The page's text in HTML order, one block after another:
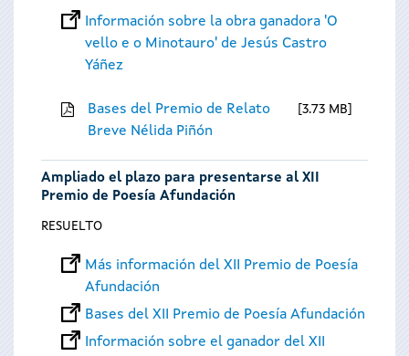
Información sobre la obra ganadora 'O
vello e o Minotauro' de Jesús Castro
Yáñez
Bases del Premio de Relato
Breve Nélida Piñón
3.73 MB
Ampliado el plazo para presentarse al XII
Premio de Poesía Afundación
RESUELTO
Más información del XII Premio de Poesía
Afundación
Bases del XII Premio de Poesía Afundación
Información sobre el ganador del XII